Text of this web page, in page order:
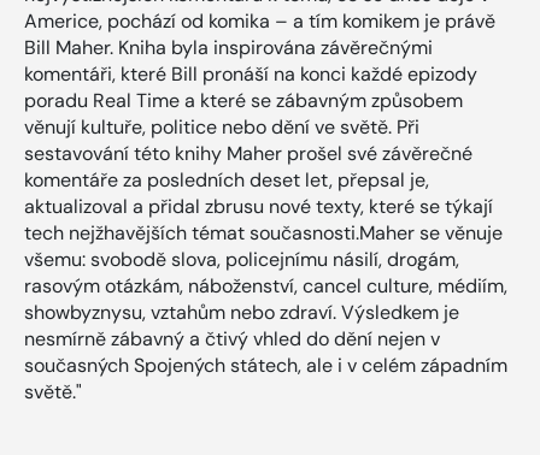
Americe, pochází od komika – a tím komikem je právě
Bill Maher. Kniha byla inspirována závěrečnými
komentáři, které Bill pronáší na konci každé epizody
poradu Real Time a které se zábavným způsobem
věnují kultuře, politice nebo dění ve světě. Při
sestavování této knihy Maher prošel své závěrečné
komentáře za posledních deset let, přepsal je,
aktualizoval a přidal zbrusu nové texty, které se týkají
tech nejžhavějších témat současnosti.Maher se věnuje
všemu: svobodě slova, policejnímu násilí, drogám,
rasovým otázkám, náboženství, cancel culture, médiím,
showbyznysu, vztahům nebo zdraví. Výsledkem je
nesmírně zábavný a čtivý vhled do dění nejen v
současných Spojených státech, ale i v celém západním
světě."